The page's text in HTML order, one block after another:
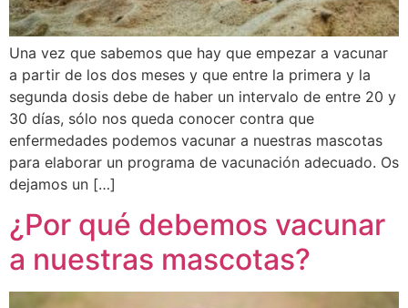
Una vez que sabemos que hay que empezar a vacunar
a partir de los dos meses y que entre la primera y la
segunda dosis debe de haber un intervalo de entre 20 y
30 días, sólo nos queda conocer contra que
enfermedades podemos vacunar a nuestras mascotas
para elaborar un programa de vacunación adecuado. Os
dejamos un […]
¿Por qué debemos vacunar
a nuestras mascotas?